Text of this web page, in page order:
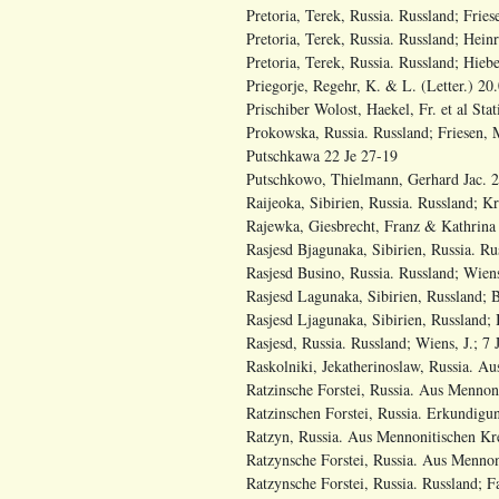
Pretoria, Terek, Russia. Russland;
Pretoria, Terek, Russia. Russland;
Pretoria, Terek, Russia. Russland;
Priegorje, Regehr, K. & L. (Letter.)
Prischiber Wolost, Haekel, Fr. et al
Prokowska, Russia. Russland;
Putschkawa 22 Je 27-19
Putschkowo, Thielmann, Gerhard Jac.
Raijeoka, Sibirien, Russia. Russland;
Rajewka, Giesbrecht, Franz &
Rasjesd Bjagunaka, Sibirien, Russia.
Rasjesd Busino, Russia. Russland;
Rasjesd Lagunaka, Sibirien,
Rasjesd Ljagunaka, Sibirien,
Rasjesd, Russia. Russland; Wiens, J.;
Raskolniki, Jekatherinoslaw, Russia.
Ratzinsche Forstei, Russia. Aus
Ratzinschen Forstei, Russia.
Ratzyn, Russia. Aus Mennonitischen
Ratzynsche Forstei, Russia. Aus
Ratzynsche Forstei, Russia. Russland;